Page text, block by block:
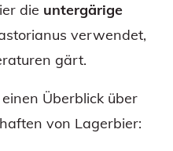
die untergärige
verwendet,
gärt.
Überblick über
von Lagerbier: